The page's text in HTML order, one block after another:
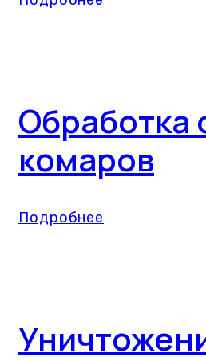
Обработка
комаров
Подробнее